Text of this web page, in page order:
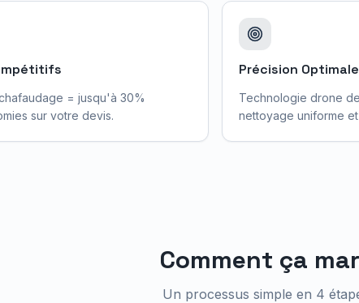
= jusqu'à 30%
sur votre devis.
Précision Optimale
Technologie drone
nettoyage uniforme
Comment ça
Un processus simple en 4